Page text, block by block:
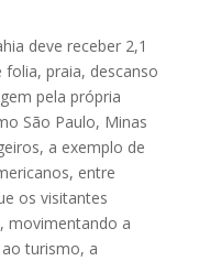
deve receber 2,1
praia, descanso
pela própria
São Paulo, Minas
a exemplo de
entre
os visitantes
movimentando a
turismo, a